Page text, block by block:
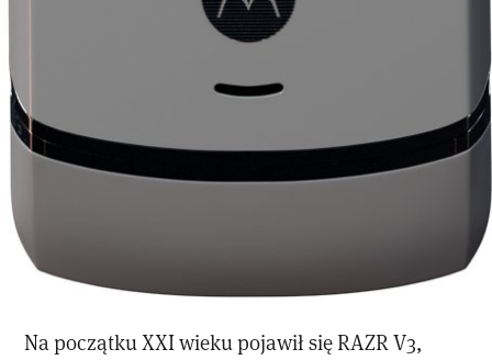
Na początku XXI wieku pojawił się RAZR V3,